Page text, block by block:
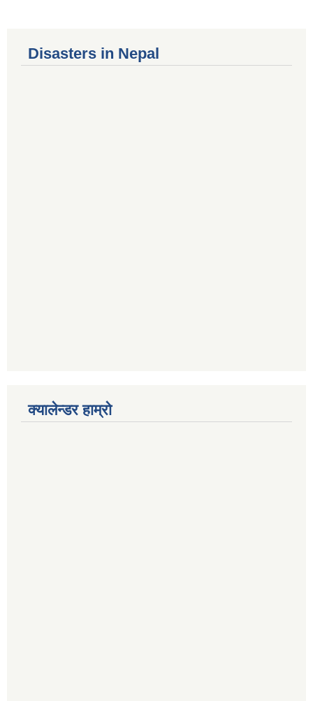
Disasters in Nepal
क्यालेन्डर हाम्रो